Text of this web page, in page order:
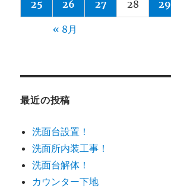
25 26 27 28 29
« 8月
最近の投稿
洗面台設置！
洗面所内装工事！
洗面台解体！
カウンター下地